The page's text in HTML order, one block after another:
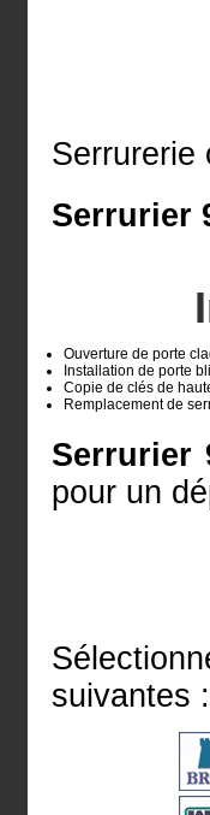
Serrurerie
Serrurier
Ouverture de porte
Installation de porte
Copie de clés de
Remplacement de
Serrurier
pour un
suivantes :